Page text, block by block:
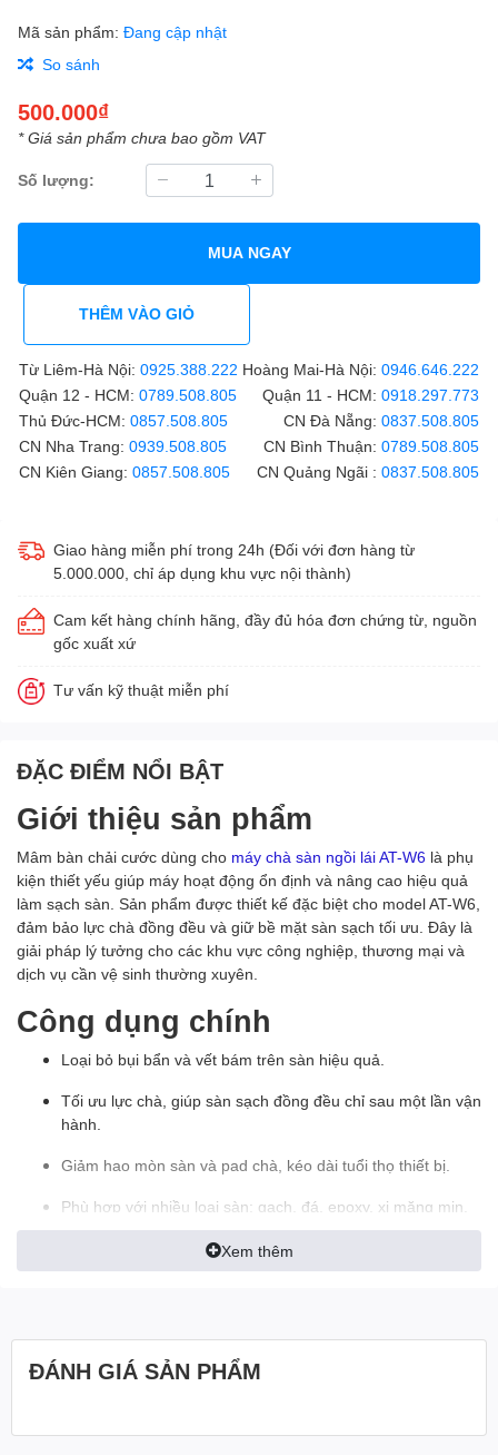
Mã sản phẩm: Đang cập nhật
So sánh
500.000₫
* Giá sản phẩm chưa bao gồm VAT
Số lượng:
MUA NGAY
THÊM VÀO GIỎ
Từ Liêm-Hà Nội: 0925.388.222 Hoàng Mai-Hà Nội: 0946.646.222
Quận 12 - HCM: 0789.508.805 Quận 11 - HCM: 0918.297.773
Thủ Đức-HCM: 0857.508.805 CN Đà Nẵng: 0837.508.805
CN Nha Trang: 0939.508.805 CN Bình Thuận: 0789.508.805
CN Kiên Giang: 0857.508.805 CN Quảng Ngãi : 0837.508.805
Giao hàng miễn phí trong 24h (Đối với đơn hàng từ
5.000.000, chỉ áp dụng khu vực nội thành)
Cam kết hàng chính hãng, đầy đủ hóa đơn chứng từ, nguồn
gốc xuất xứ
Tư vấn kỹ thuật miễn phí
ĐẶC ĐIỂM NỔI BẬT
Giới thiệu sản phẩm
Mâm bàn chải cước dùng cho máy chà sàn ngồi lái AT-W6 là phụ
kiện thiết yếu giúp máy hoạt động ổn định và nâng cao hiệu quả
làm sạch sàn. Sản phẩm được thiết kế đặc biệt cho model AT-W6,
đảm bảo lực chà đồng đều và giữ bề mặt sàn sạch tối ưu. Đây là
giải pháp lý tưởng cho các khu vực công nghiệp, thương mại và
dịch vụ cần vệ sinh thường xuyên.
Công dụng chính
Loại bỏ bụi bẩn và vết bám trên sàn hiệu quả.
Tối ưu lực chà, giúp sàn sạch đồng đều chỉ sau một lần vận
hành.
Giảm hao mòn sàn và pad chà, kéo dài tuổi thọ thiết bị.
Phù hợp với nhiều loại sàn: gạch, đá, epoxy, xi măng mịn.
Đặc điểm nổi bật
lái AT-W6.
Thiết kế tối ưu giúp máy chà hoạt động hiệu quả, tiết kiệm
Xem thêm
ĐÁNH GIÁ SẢN PHẨM